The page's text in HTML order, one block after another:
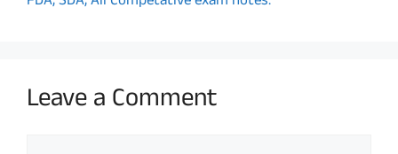
Leave a Comment